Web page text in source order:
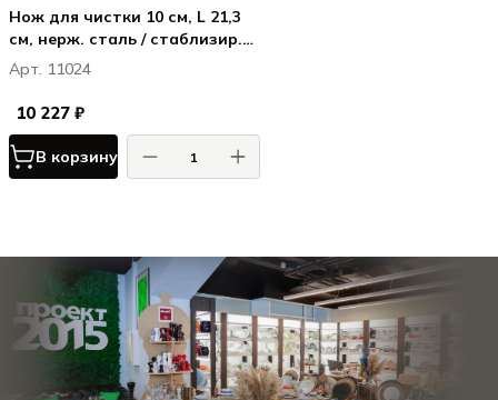
Нож для чистки 10 см, L 21,3
см, нерж. сталь / стаблизир.
дерево, цвет ручки - темно-
коричневый
Арт. 11024
10 227 ₽
В корзину